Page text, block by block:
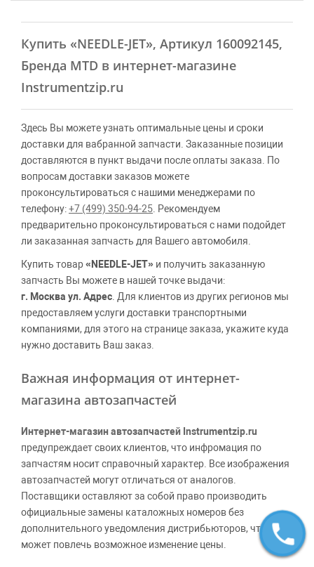
Купить «NEEDLE-JET», Артикул 160092145,
Бренда MTD в интернет-магазине
Instrumentzip.ru
Здесь Вы можете узнать оптимальные цены и сроки
доставки для вабранной запчасти. Заказанные позиции
доставляются в пункт выдачи после оплаты заказа. По
вопросам доставки заказов можете
проконсультироваться с нашими менеджерами по
телефону:+7 (499) 350-94-25 . Рекомендуем
предварительно проконсультироваться с нами подойдет
ли заказанная запчасть для Вашего автомобиля.
Купить товар«NEEDLE-JET» и получить заказанную
запчасть Вы можете в нашей точке выдачи:
г. Москва ул. Адрес . Для клиентов из других регионов мы
предоставляем услуги доставки транспортными
компаниями, для этого на странице заказа, укажите куда
нужно доставить Ваш заказ.
Важная информация от интернет-
магазина автозапчастей
Интернет-магазин автозапчастей Instrumentzip.ru
предупреждает своих клиентов, что инфромация по
запчастям носит справочный характер. Все изображения
автозапчастей могут отличаться от аналогов.
Поставщики оставляют за собой право производить
официальные замены каталожных номеров без
дополнительного уведомления дистрибьюторов, что
может повлечь возможное изменение цены.